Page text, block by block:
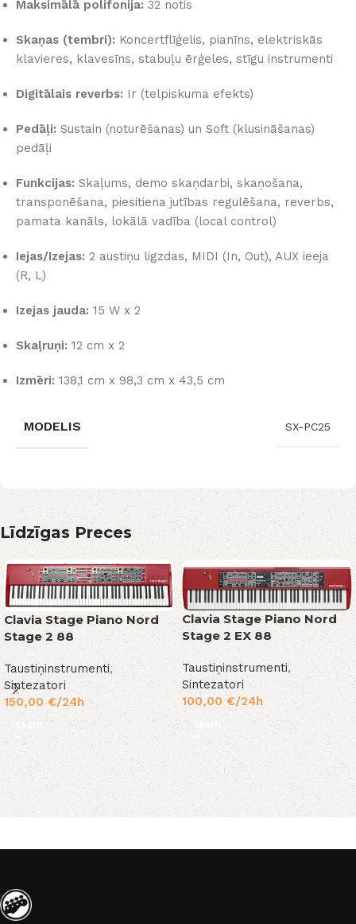
Maksimālā polifonija: 32 notis
Skaņas (tembri): Koncertflīģelis, pianīns, elektriskās
klavieres, klavesīns, stabuļu ērģeles, stīgu instrumenti
Digitālais reverbs: Ir (telpiskuma efekts)
Pedāļi: Sustain (noturēšanas) un Soft (klusināšanas)
pedāļi
Funkcijas: Skaļums, demo skaņdarbi, skaņošana,
transponēšana, piesitiena jutības regulēšana, reverbs,
pamata kanāls, lokālā vadība (local control)
Iejas/Izejas: 2 austiņu ligzdas, MIDI (In, Out), AUX ieeja
(R, L)
Izejas jauda: 15 W x 2
Skaļruņi: 12 cm x 2
Izmēri: 138,1 cm x 98,3 cm x 43,5 cm
MODELIS SX-PC25
Līdzīgas Preces
Clavia Stage Piano Nord
Stage 2 88
Taustiņinstrumenti,
Sintezatori
150,00 €/24h
Skatīt
Clavia Stage Piano Nord
Stage 2 EX 88
Taustiņinstrumenti,
Sintezatori
100,00 €/24h
Skatīt